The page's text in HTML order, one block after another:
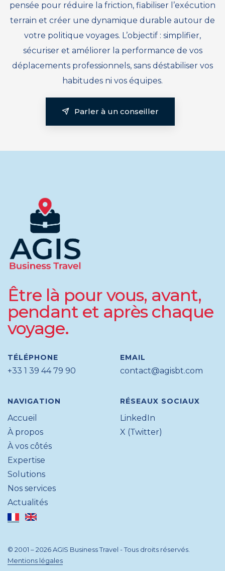
pensée pour réduire la friction, fiabiliser l’exécution
terrain et créer une dynamique durable autour de
votre politique voyages. L’objectif : simplifier,
sécuriser et améliorer la performance de vos
déplacements professionnels, sans déstabiliser vos
habitudes ni vos équipes.
Parler à un conseiller
Être là pour vous, avant,
pendant et après chaque
voyage.
TÉLÉPHONE
+33 1 39 44 79 90
EMAIL
contact@agisbt.com
NAVIGATION
Accueil
À propos
À vos côtés
Expertise
Solutions
Nos services
Actualités
RÉSEAUX SOCIAUX
LinkedIn
X (Twitter)
© 2001 – 2026 AGIS Business Travel - Tous droits réservés.
Mentions légales